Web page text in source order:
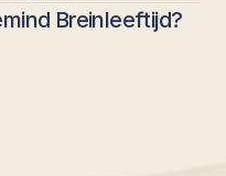
Breinleeftijd?